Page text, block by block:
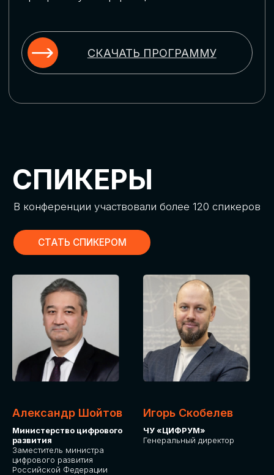
Александр Шойтов
Министерство цифрового
развития
Заместитель министра
цифрового развития
Российской Федерации
Игорь Скобелев
ЧУ «ЦИФРУМ»
Генеральный директор